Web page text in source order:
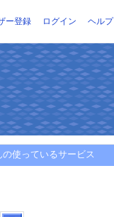
ー登録 ログイン ヘルプ
使っているサービス